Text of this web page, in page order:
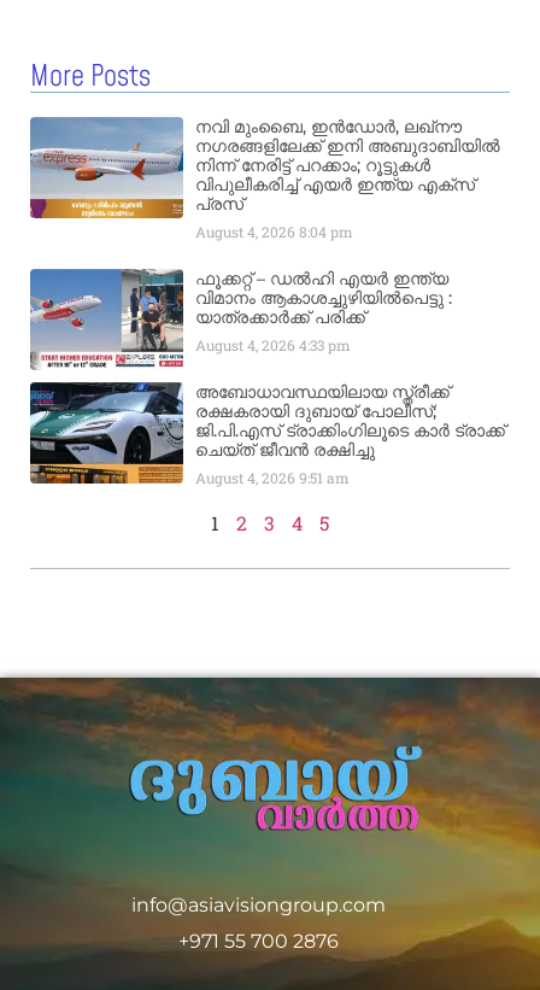
More Posts
നവി മുംബൈ, ഇൻഡോർ, ലഖ്നൗ
നഗരങ്ങളിലേക്ക് ഇനി അബുദാബിയിൽ
നിന്ന് നേരിട്ട് പറക്കാം; റൂട്ടുകൾ
വിപുലീകരിച്ച് എയർ ഇന്ത്യ എക്സ്
പ്രസ്
August 4, 20268:04 pm
ഫൂക്കറ്റ് – ഡൽഹി എയര്‍ ഇന്ത്യ
വിമാനം ആകാശച്ചുഴിയില്‍പെട്ടു :
യാത്രക്കാര്‍ക്ക് പരിക്ക്
August 4, 20264:33 pm
അബോധാവസ്ഥയിലായ സ്ത്രീക്ക്
രക്ഷകരായി ദുബായ് പോലീസ്;
ജി.പി.എസ് ട്രാക്കിംഗിലൂടെ കാർ ട്രാക്ക്
ചെയ്ത് ജീവൻ രക്ഷിച്ചു
August 4, 20269:51 am
1 2 3 4 5
info@asiavisiongroup.com
+971 55 700 2876